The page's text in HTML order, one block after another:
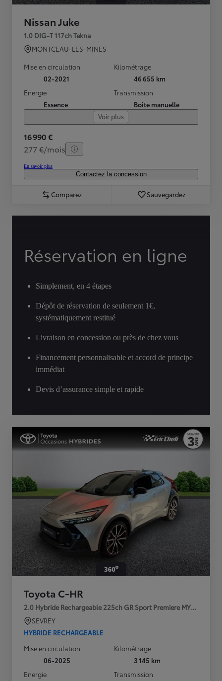
Nissan Juke
1.0 DIG-T 117ch Tekna
MONTCEAU-LES-MINES
Mise en circulation
02-2021
Kilométrage
46 655 km
Energie
Essence
Transmission
Boîte manuelle
Voir plus
16 990 €
277 €/mois
En savoir plus
Contactez la concession
Comparez Sauvegardez
Réservation en ligne
Simplement, en 4 étapes
Dépôt de réservation de seulement 1€,
systématiquement restitué
Livraison en concession ou près de chez vous
Financement personnalisable et accord de principe
immédiat
Devis d’assurance simple et rapide
Toyota C-HR
2.0 Hybride Rechargeable 225ch GR Sport Premiere MY25
SEVREY
HYBRIDE RECHARGEABLE
Mise en circulation
06-2025
Kilométrage
3 145 km
Energie
Transmission